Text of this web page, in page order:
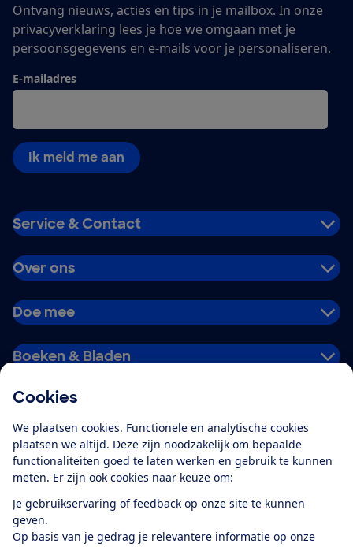
Cookies
We plaatsen cookies. Functionele en analytische cookies
plaatsen we altijd. Deze zijn noodzakelijk om bepaalde
functionaliteiten goed te laten werken en gebruik te kunnen
meten. Er zijn ook cookies naar keuze om:
Je gebruikservaring of feedback op onze site te kunnen
geven.
Op basis van je gedrag je relevantere informatie op onze
Ontvang nieuws, acties en tips in je mailbox. In onze
privacyverklaring lees je hoe we omgaan met je
persoonsgegevens en e-mails voor je personaliseren.
E-mailadres
Ik meld me aan
Service & Contact
Over ons
Doe mee
Boeken & Bladen
Alles over de
app